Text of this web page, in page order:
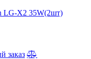
LG-X2 35W(2шт)
заказ